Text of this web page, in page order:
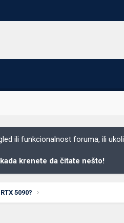
ili funkcionalnost foruma, ili
krenete da čitate nešto!
5090?